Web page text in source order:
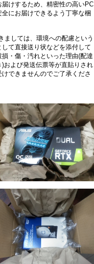
けするため、精密性の高いPC
にお届けできるよう丁寧な梱
ましては、環境への配慮という
て直接送り状などを添付して
・傷・汚れといった理由(配達
および発送伝票等が直貼りされ
できませんのでご了承くださ